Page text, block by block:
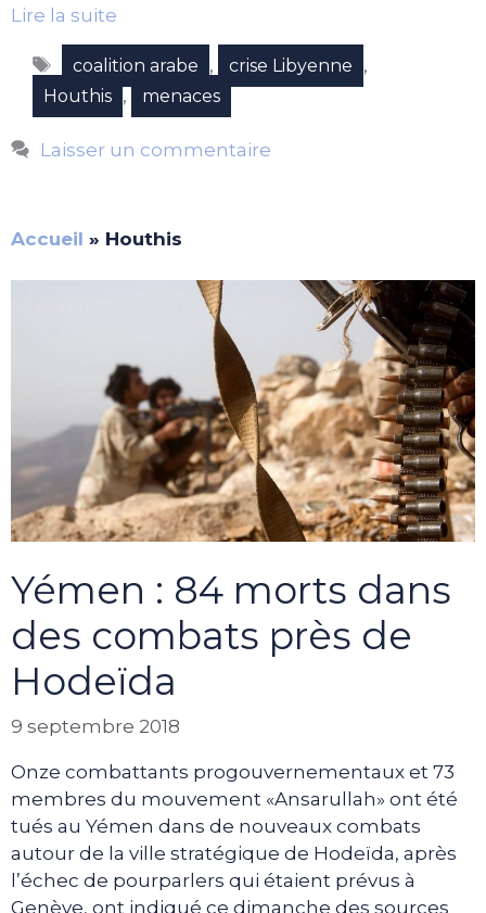
Lire la suite
Étiquettes
coalition arabe , crise Libyenne ,
Houthis , menaces
Laisser un commentaire
Accueil » Houthis
Yémen : 84 morts dans
des combats près de
Hodeïda
9 septembre 2018
Onze combattants progouvernementaux et 73
membres du mouvement «Ansarullah» ont été
tués au Yémen dans de nouveaux combats
autour de la ville stratégique de Hodeïda, après
l’échec de pourparlers qui étaient prévus à
Genève, ont indiqué ce dimanche des sources